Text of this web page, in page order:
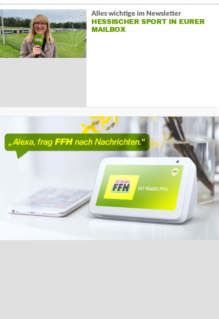
Alles wichtige im Newsletter
HESSISCHER SPORT IN EURER
MAILBOX